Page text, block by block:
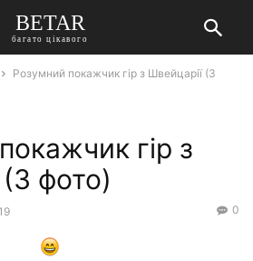
BETAR
багато цікавого
Розумний покажчик гір з Швейцарії (3
гір з
фото)
0